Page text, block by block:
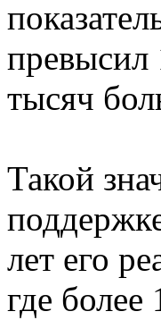
превысил
тысяч
Такой
лет его
где